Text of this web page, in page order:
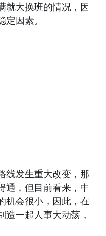
就大换班的情况，因
因素。
发生重大改变，那
通，但目前看来，中
机会很小，因此，在
造一起人事大动荡，